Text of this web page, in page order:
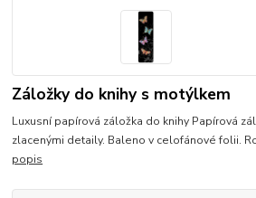
Záložky do knihy s motýlkem
Luxusní papírová záložka do knihy Papírová
zlacenými detaily. Baleno v celofánové folii.
popis